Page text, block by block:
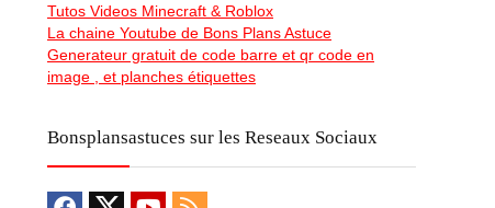
Tutos Videos Minecraft & Roblox
La chaine Youtube de Bons Plans Astuce
Generateur gratuit de code barre et qr code en
image , et planches étiquettes
Bonsplansastuces sur les Reseaux Sociaux